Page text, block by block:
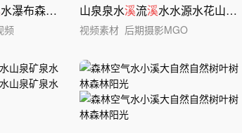
水瀑布森林水源 溪流风景
频
山泉泉水溪流溪水水源水花山间流水，升格
视频素材 后期摄影MGO